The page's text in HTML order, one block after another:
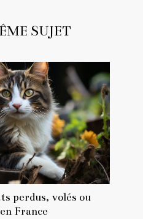
SUJET
perdus, volés ou
France